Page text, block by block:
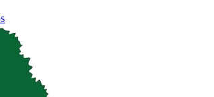
Keyboard shortcuts